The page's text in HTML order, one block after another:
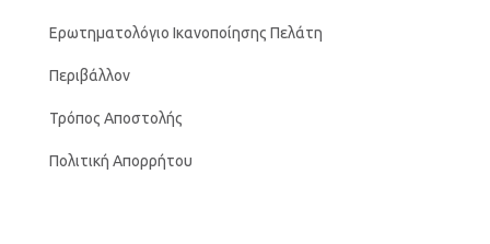
Ερωτηματολόγιο Ικανοποίησης Πελάτη
Περιβάλλον
Τρόπος Αποστολής
Πολιτική Απορρήτου